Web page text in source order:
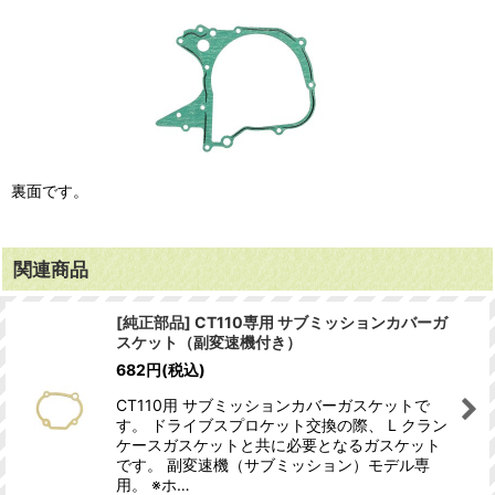
裏面です。
関連商品
[純正部品] CT110専用 サブミッションカバーガ
スケット（副変速機付き）
682円(税込)
CT110用 サブミッションカバーガスケットで
す。 ドライブスプロケット交換の際、 L クラン
ケースガスケットと共に必要となるガスケット
です。 副変速機（サブミッション）モデル専
用。 ※ホ…